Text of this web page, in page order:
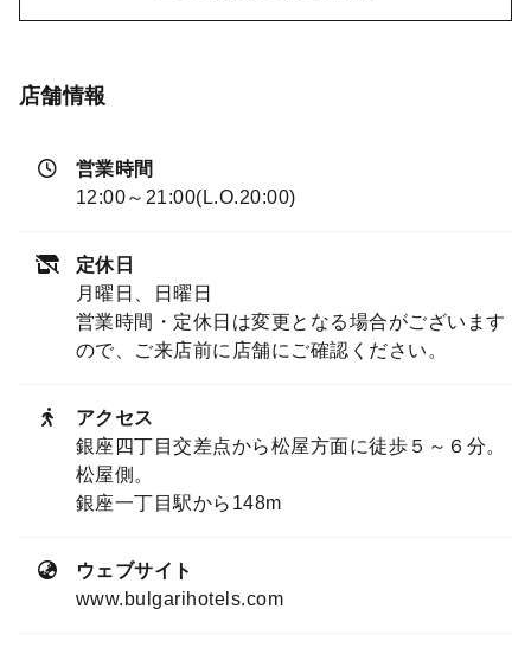
店舗情報
営業時間
12:00～21:00(L.O.20:00)
定休日
月曜日、日曜日
営業時間・定休日は変更となる場合がございます
ので、ご来店前に店舗にご確認ください。
アクセス
銀座四丁目交差点から松屋方面に徒歩５～６分。
松屋側。
銀座一丁目駅から148m
ウェブサイト
www.bulgarihotels.com